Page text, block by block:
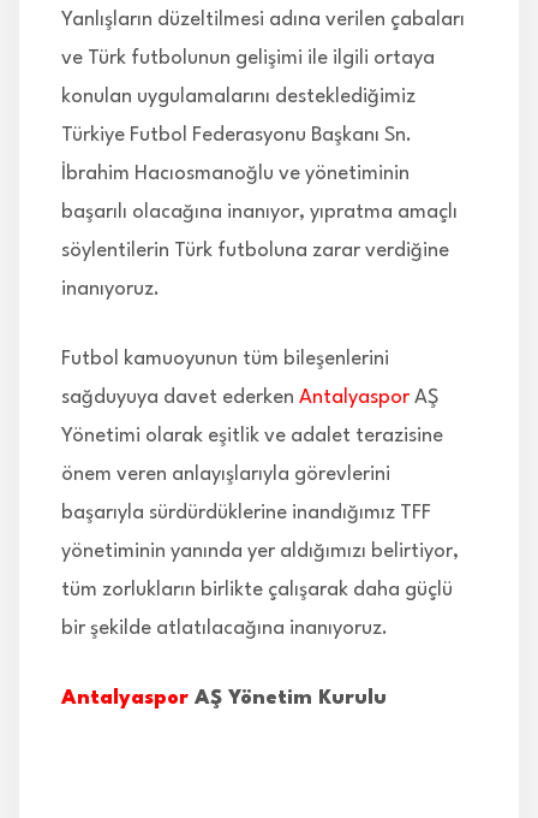
Yanlışların düzeltilmesi adına verilen çabaları
ve Türk futbolunun gelişimi ile ilgili ortaya
konulan uygulamalarını desteklediğimiz
Türkiye Futbol Federasyonu Başkanı Sn.
İbrahim Hacıosmanoğlu ve yönetiminin
başarılı olacağına inanıyor, yıpratma amaçlı
söylentilerin Türk futboluna zarar verdiğine
inanıyoruz.
Futbol kamuoyunun tüm bileşenlerini
sağduyuya davet ederken Antalyaspor AŞ
Yönetimi olarak eşitlik ve adalet terazisine
önem veren anlayışlarıyla görevlerini
başarıyla sürdürdüklerine inandığımız TFF
yönetiminin yanında yer aldığımızı belirtiyor,
tüm zorlukların birlikte çalışarak daha güçlü
bir şekilde atlatılacağına inanıyoruz.
Antalyaspor AŞ Yönetim Kurulu